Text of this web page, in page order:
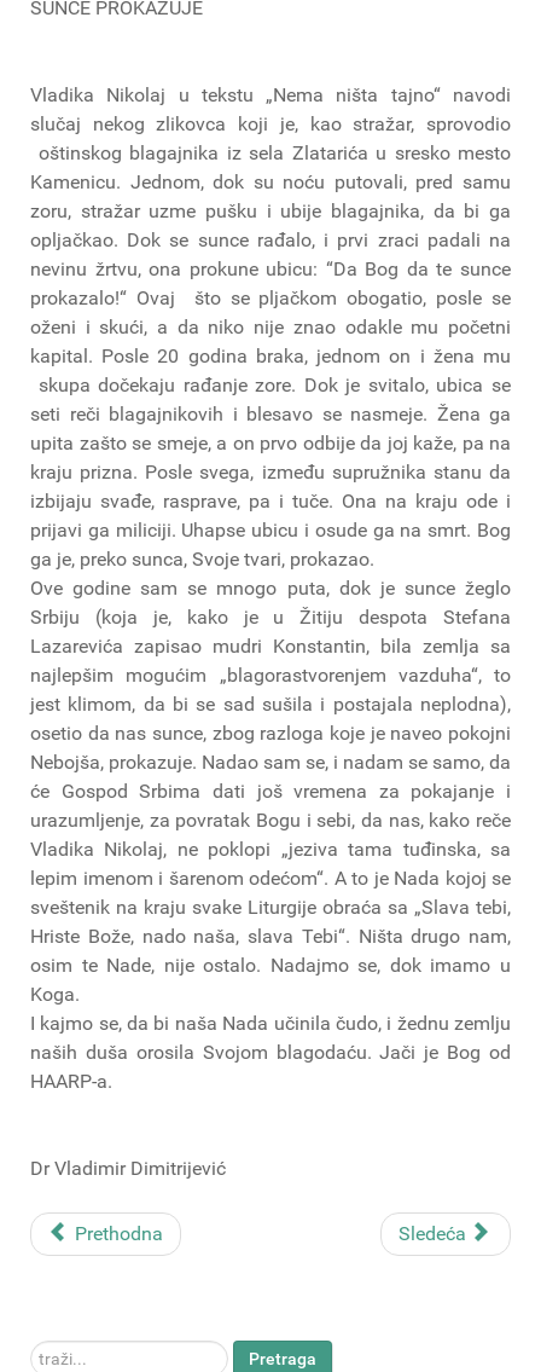
SUNCE PROKAZUJE
Vladika Nikolaj u tekstu „Nema ništa tajno“ navodi
slučaj nekog zlikovca koji je, kao stražar, sprovodio
oštinskog blagajnika iz sela Zlatarića u sresko mesto
Kamenicu. Jednom, dok su noću putovali, pred samu
zoru, stražar uzme pušku i ubije blagajnika, da bi ga
opljačkao. Dok se sunce rađalo, i prvi zraci padali na
nevinu žrtvu, ona prokune ubicu: “Da Bog da te sunce
prokazalo!“ Ovaj što se pljačkom obogatio, posle se
oženi i skući, a da niko nije znao odakle mu početni
kapital. Posle 20 godina braka, jednom on i žena mu
skupa dočekaju rađanje zore. Dok je svitalo, ubica se
seti reči blagajnikovih i blesavo se nasmeje. Žena ga
upita zašto se smeje, a on prvo odbije da joj kaže, pa na
kraju prizna. Posle svega, između supružnika stanu da
izbijaju svađe, rasprave, pa i tuče. Ona na kraju ode i
prijavi ga miliciji. Uhapse ubicu i osude ga na smrt. Bog
ga je, preko sunca, Svoje tvari, prokazao.
Ove godine sam se mnogo puta, dok je sunce žeglo
Srbiju (koja je, kako je u Žitiju despota Stefana
Lazarevića zapisao mudri Konstantin, bila zemlja sa
najlepšim mogućim „blagorastvorenjem vazduha“, to
jest klimom, da bi se sad sušila i postajala neplodna),
osetio da nas sunce, zbog razloga koje je naveo pokojni
Nebojša, prokazuje. Nadao sam se, i nadam se samo, da
će Gospod Srbima dati još vremena za pokajanje i
urazumljenje, za povratak Bogu i sebi, da nas, kako reče
Vladika Nikolaj, ne poklopi „jeziva tama tuđinska, sa
lepim imenom i šarenom odećom“. A to je Nada kojoj se
sveštenik na kraju svake Liturgije obraća sa „Slava tebi,
Hriste Bože, nado naša, slava Tebi“. Ništa drugo nam,
osim te Nade, nije ostalo. Nadajmo se, dok imamo u
Koga.
I kajmo se, da bi naša Nada učinila čudo, i žednu zemlju
naših duša orosila Svojom blagodaću. Jači je Bog od
HAARP-a.
Dr Vladimir Dimitrijević
Prethodna Sledeća
traži... Pretraga